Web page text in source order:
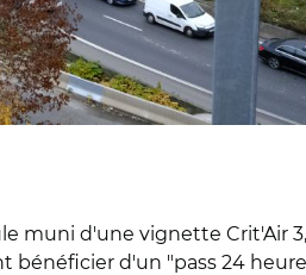
muni d'une vignette Crit'Air
bénéficier d'un "pass 24